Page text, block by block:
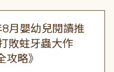
8月嬰幼兒閱讀推
敗蛀牙蟲大作
略》